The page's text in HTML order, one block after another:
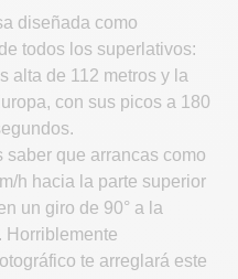
diseñada como
todos los superlativos:
alta de 112 metros y la
con sus picos a 180
que arrancas como
h hacia la parte superior
un giro de 90° a la
Horriblemente
te arreglará este